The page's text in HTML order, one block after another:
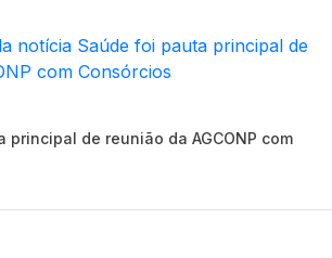
principal de reunião da AGCONP com